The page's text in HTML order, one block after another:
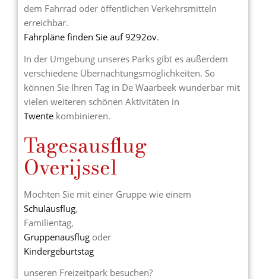
dem Fahrrad oder öffentlichen Verkehrsmitteln
erreichbar.
Fahrpläne finden Sie auf 9292ov.
In der Umgebung unseres Parks gibt es außerdem
verschiedene Übernachtungsmöglichkeiten. So
können Sie Ihren Tag in De Waarbeek wunderbar mit
vielen weiteren schönen Aktivitäten in
Twente kombinieren.
Tagesausflug
Overijssel
Möchten Sie mit einer Gruppe wie einem
Schulausflug,
Familientag,
Gruppenausflug oder
Kindergeburtstag
unseren Freizeitpark besuchen?